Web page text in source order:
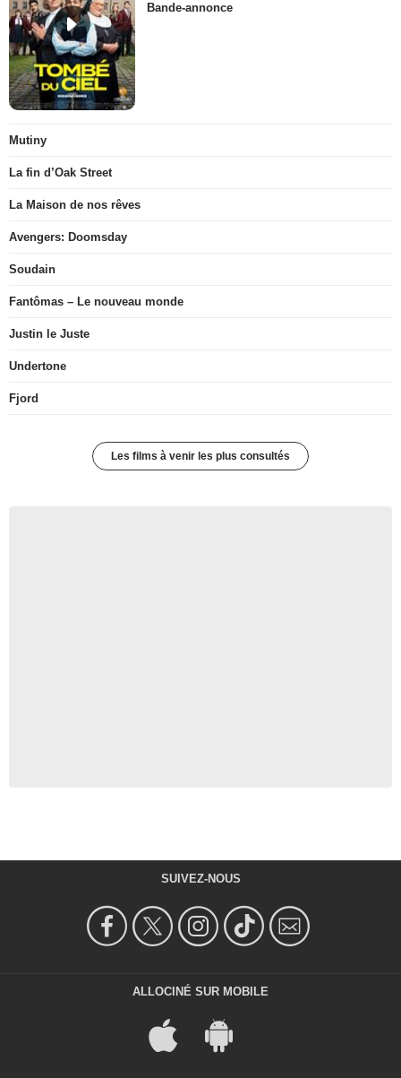
Bande-annonce
Mutiny
La fin d’Oak Street
La Maison de nos rêves
Avengers: Doomsday
Soudain
Fantômas – Le nouveau monde
Justin le Juste
Undertone
Fjord
Les films à venir les plus consultés
SUIVEZ-NOUS
ALLOCINÉ SUR MOBILE